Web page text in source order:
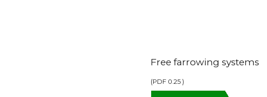
Free farrowing systems
(PDF 0.25)